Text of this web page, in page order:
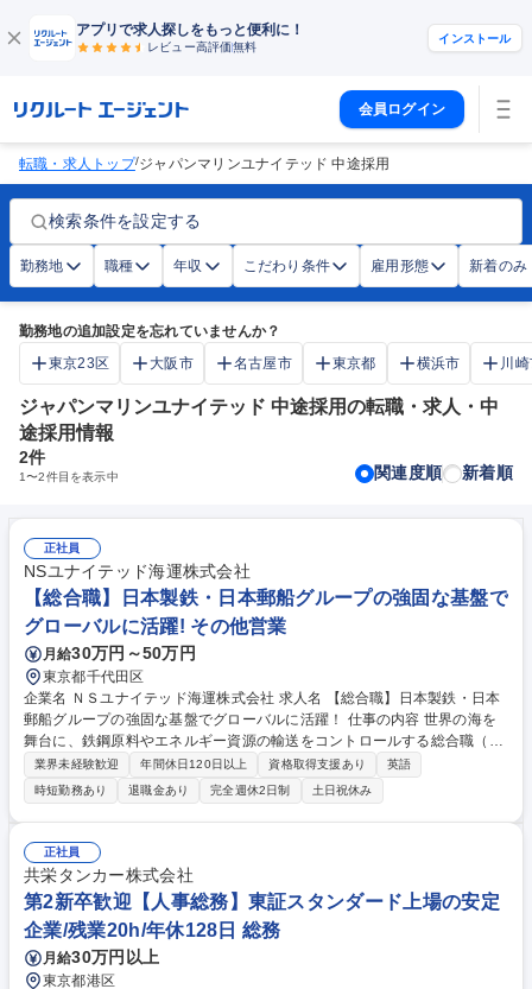
アプリで求人探しをもっと便利に！
レビュー高評価無料
インストール
会員ログイン
転職・求人トップ/ジャパンマリンユナイテッド 中途採用
検索条件を設定する
勤務地 職種 年収 こだわり条件 雇用形態 新着のみ
勤務地の追加設定を忘れていませんか？
東京23区
大阪市 名古屋市 東京都 横浜市 川
ジャパンマリンユナイテッド 中途採用の転職・求人・中
途採用情報
2件
1〜2件目を表示中 関連度順 新着順
正社員
NSユナイテッド海運株式会社
【総合職】日本製鉄・日本郵船グループの強固な基盤で
グローバルに活躍! その他営業
月給30万円～50万円
東京都千代田区
企業名 ＮＳユナイテッド海運株式会社 求人名 【総合職】日本製鉄・日本
郵船グループの強固な基盤でグローバルに活躍！ 仕事の内容 世界の海を
舞台に、鉄鋼原料やエネルギー資源の輸送をコントロールする総合職（営
業・運航管理・企画）をお任せします。未経験からでも、億単位のビジネ
スを動かすダイナミズムを体感できる環境です。 (1)不定期船法人営業：
新規、既存どちらも担当。 飛び込みは無。メールや電話での契約がほとん
どとなります。(2)国内外の顧客との輸送契約交渉締結、運賃請求(3)原料
／製品輸送船の運航管理：貨物量の確認、補油・運航プランの作成等、積
み地から揚げ地までの運航を管理します。※顧客、船長・乗組員、港の代
理店・荷役業者、ブローカー等、全てのステークホルダーの窓口として、
安全・効率的な運航をコーディネートします 募集職種 【総合職】日本製
鉄・日本郵船グループの強固な基盤でグローバルに活躍！
業界未経験歓迎 年間休日120日以上 資格取得支援あり
英語
時短勤務あり
退職金あり 完全週休2日制 土日祝休み
正社員
共栄タンカー株式会社
第2新卒歓迎【人事総務】東証スタンダード上場の安定
企業/残業20h/年休128日 総務
月給30万円以上
東京都港区